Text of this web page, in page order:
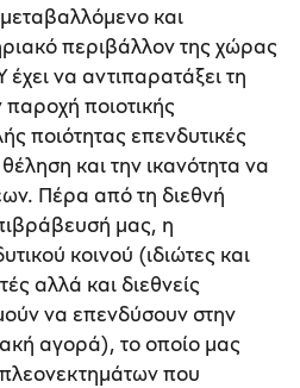
και
περιβάλλον της χώρας
να αντιπαρατάξει τη
ποιοτικής
ποιότητας επενδυτικές
και την ικανότητα να
Πέρα από τη διεθνή
μας, η
κοινού (ιδιώτες και
αλλά και διεθνείς
να επενδύσουν στην
αγορά), το οποίο μας
πλεονεκτημάτων που